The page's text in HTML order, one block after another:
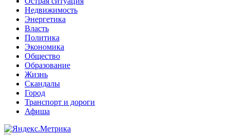
Недвижимость
Энергетика
Власть
Политика
Экономика
Общество
Образование
Жизнь
Скандалы
Город
Транспорт и дороги
Афиша